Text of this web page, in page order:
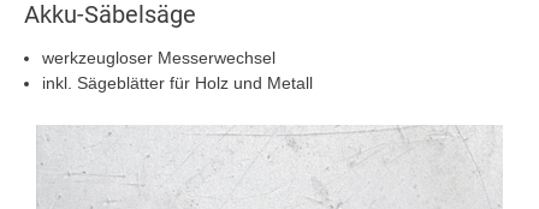
Akku-Säbelsäge
werkzeugloser Messerwechsel
inkl. Sägeblätter für Holz und Metall